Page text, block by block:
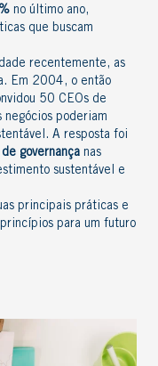
no último ano,
que buscam
recentemente, as
Em 2004, o então
50 CEOs de
negócios poderiam
A resposta foi
governança nas
sustentável e
principais práticas e
para um futuro